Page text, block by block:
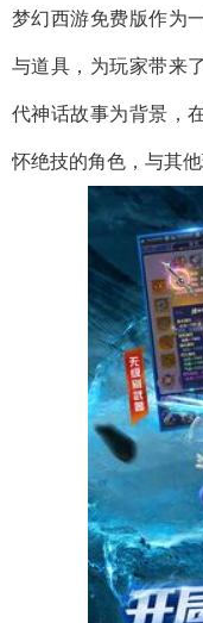
梦幻西游免费版作为
与道具，为玩家带来
代神话故事为背景，
怀绝技的角色，与其